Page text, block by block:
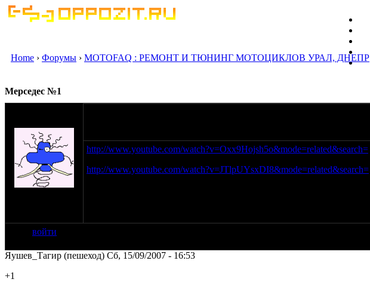
Home › Форумы › MOTOFAQ : РЕМОНТ И ТЮНИНГ МОТОЦИКЛОВ УРАЛ, ДНЕПР
Мерседес №1
http://www.youtube.com/watch?v=Oxx9Hojsh5o&mode=related&search=
http://www.youtube.com/watch?v=JTlpUYsxDI8&mode=related&search=
войти
Яушев_Тагир (пешеход) Сб, 15/09/2007 - 16:53
+1